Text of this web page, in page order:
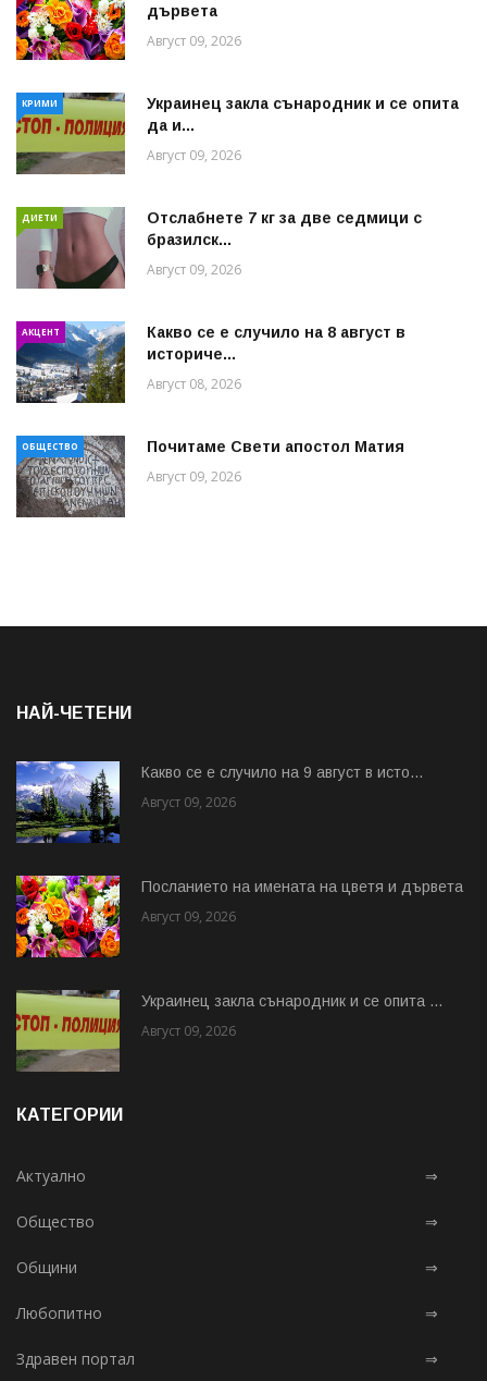
дървета
Август 09, 2026
КРИМИ
Украинец закла сънародник и се опита
да и...
Август 09, 2026
ДИЕТИ
Отслабнете 7 кг за две седмици с
бразилск...
Август 09, 2026
АКЦЕНТ
Какво се е случило на 8 август в
историче...
Август 08, 2026
ОБЩЕСТВО Почитаме Свети апостол Матия
Август 09, 2026
НАЙ-ЧЕТЕНИ
Какво се е случило на 9 август в исто...
Август 09, 2026
Посланието на имената на цветя и дървета
Август 09, 2026
Украинец закла сънародник и се опита ...
Август 09, 2026
КАТЕГОРИИ
Актуално ⇒
Общество ⇒
Общини ⇒
Любопитно ⇒
Здравен портал ⇒